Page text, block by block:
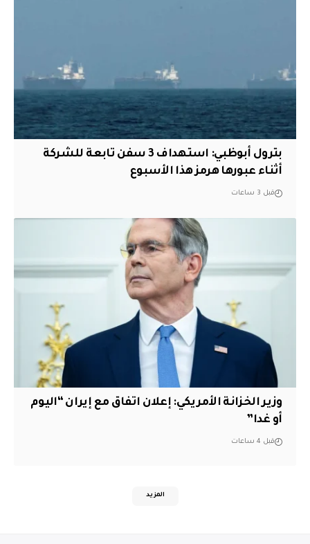
بترول أبوظبي: استهداف 3 سفن تابعة للشركة
أثناء عبورها هرمز هذا الأسبوع
قبل 3 ساعات
وزير الخزانة الأمريكي: إعلان اتفاق مع إيران “اليوم
أو غدا”
قبل 4 ساعات
المزيد